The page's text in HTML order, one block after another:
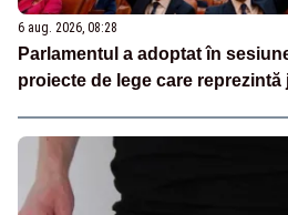
6 aug. 2026, 08:28
Parlamentul a adoptat în
proiecte de lege care reprezintă